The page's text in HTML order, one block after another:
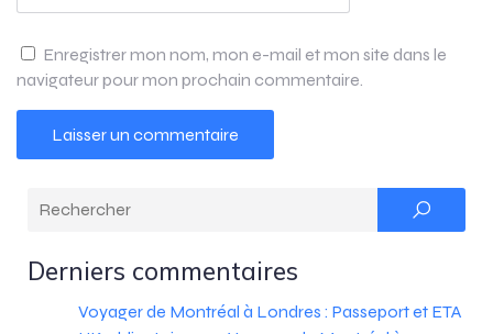
Enregistrer mon nom, mon e-mail et mon site dans le
navigateur pour mon prochain commentaire.
Derniers commentaires
Voyager de Montréal à Londres : Passeport et ETA